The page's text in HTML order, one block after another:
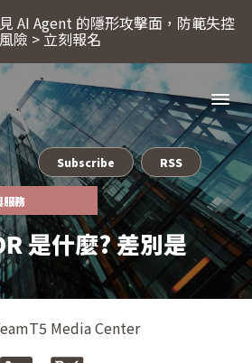
AI Agent 的隱形攻擊面，防範失控
風險 > 立刻報名
服務
Subscribe RSS
是什麼? 差別是
Media Center